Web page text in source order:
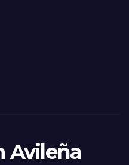
Avileña